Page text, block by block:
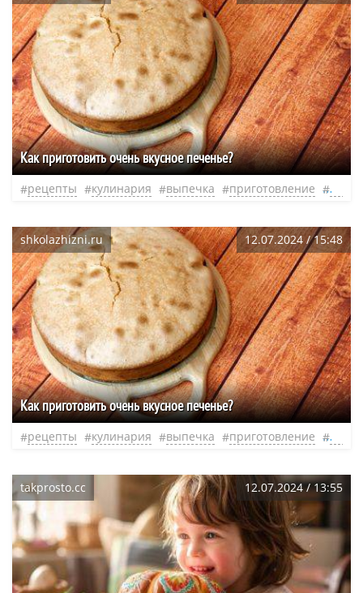
Как приготовить очень вкусное печенье?
рецепты кулинария выпечка приготовление
shkolazhizni.ru 12.07.2024 / 15:48
Как приготовить очень вкусное печенье?
рецепты кулинария выпечка приготовление
takprosto.cc 12.07.2024 / 13:55